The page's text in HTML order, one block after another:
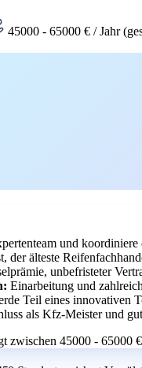
45000 - 65000 € / Jahr
und koordiniere
der älteste
unbefristeter
Einarbeitung und
Teil eines innovativen
als Kfz-Meister und
zwischen 45000 - 65000